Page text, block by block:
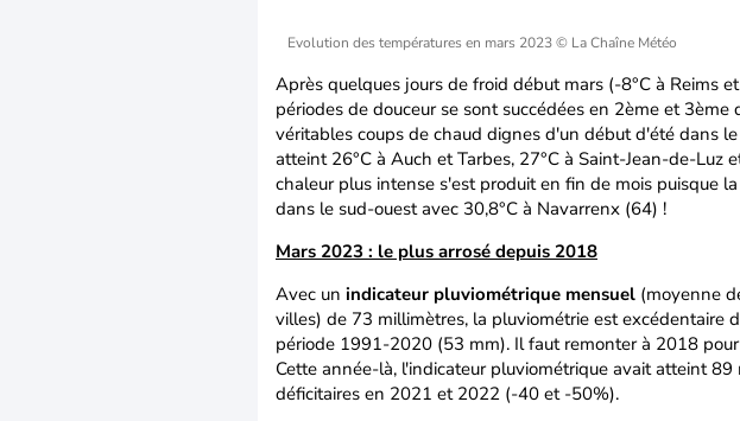
Evolution des températures en mars 2023© La Chaîne Météo
Après quelques jours de froid début mars (-8°C à Reims
périodes de douceur se sont succédées en 2ème et
véritables coups de chaud dignes d'un début d'été dans
atteint 26°C à Auch et Tarbes, 27°C à Saint-Jean-de-Luz
chaleur plus intense s'est produit en fin de mois puisque
dans le sud-ouest avec 30,8°C à Navarrenx (64) !
Mars 2023 : le plus arrosé depuis 2018
Avec un indicateur pluviométrique mensuel (moyenne
villes) de 73 millimètres, la pluviométrie est excédentaire
période 1991-2020 (53 mm). Il faut remonter à 2018
Cette année-là, l'indicateur pluviométrique avait atteint
déficitaires en 2021 et 2022 (-40 et -50%).